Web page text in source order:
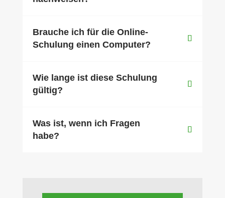
Brauche ich für die Online-
Schulung einen Computer?
Wie lange ist diese Schulung
gültig?
Was ist, wenn ich Fragen
habe?